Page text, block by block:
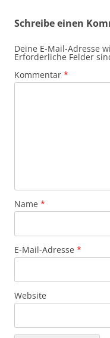
Schreibe einen
Deine E-Mail-Adresse
Erforderliche Felder
Kommentar *
Name *
E-Mail-Adresse *
Website